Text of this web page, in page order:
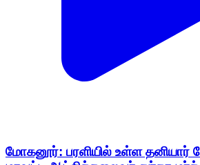
மோகனூர்: பரளியில் உள்ள